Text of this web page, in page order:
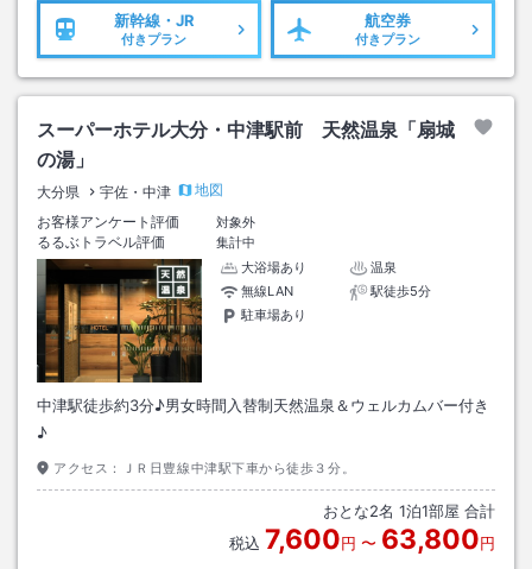
新幹線・JR
付きプラン
航空券
付きプラン
スーパーホテル大分・中津駅前 天然温泉「扇城
の湯」
大分県 宇佐・中津
地図
お客様アンケート評価
対象外
るるぶトラベル評価
集計中
大浴場あり
温泉
無線LAN
駅徒歩5分
駐車場あり
中津駅徒歩約3分♪男女時間入替制天然温泉＆ウェルカムバー付き
♪
アクセス： ＪＲ日豊線中津駅下車から徒歩３分。
おとな2名 1泊1部屋 合計
税込 7,600円 〜 63,800円